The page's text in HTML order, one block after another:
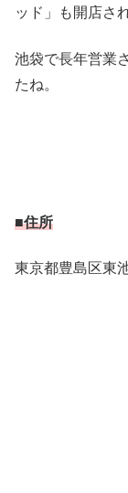
ッド」も開店さ
池袋で長年営業
たね。
■住所
東京都豊島区東